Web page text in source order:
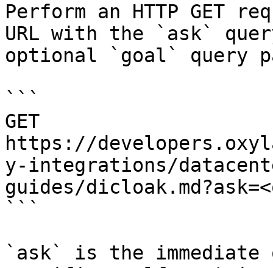
Perform an HTTP GET
URL with the `ask`
optional `goal` query
```
GET
https://
y-integrations/
guides/
```
`ask` is the